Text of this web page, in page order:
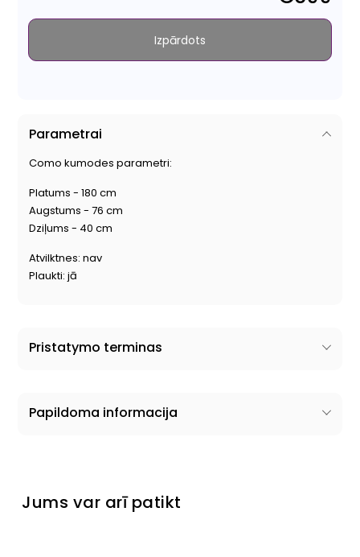
Izpārdots
Parametrai
Como kumodes parametri:
Platums - 180 cm
Augstums - 76 cm
Dziļums - 40 cm
Atvilktnes: nav
Plaukti: jā
Pristatymo terminas
Papildoma informacija
Jums var arī patikt